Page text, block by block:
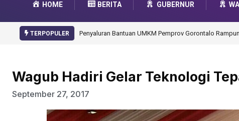
HOME BERITA GUBERNUR
TERPOPULER Gorontalo Ikut Dukung Program SMA Unggul Garuda
Wagub Hadiri Gelar Teknologi
September 27, 2017